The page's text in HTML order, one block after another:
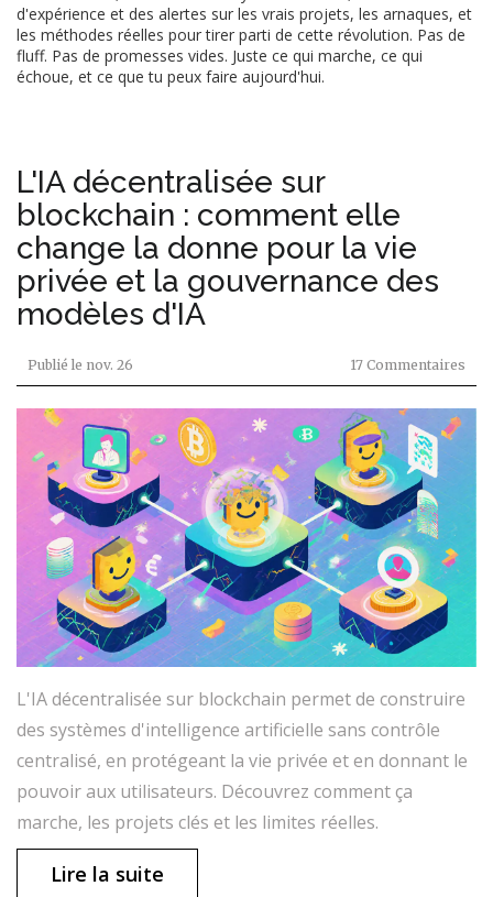
d'expérience et des alertes sur les vrais projets, les arnaques, et
les méthodes réelles pour tirer parti de cette révolution. Pas de
fluff. Pas de promesses vides. Juste ce qui marche, ce qui
échoue, et ce que tu peux faire aujourd'hui.
L'IA décentralisée sur
blockchain : comment elle
change la donne pour la vie
privée et la gouvernance des
modèles d'IA
Publié le nov. 26 17 Commentaires
L'IA décentralisée sur blockchain permet de construire
des systèmes d'intelligence artificielle sans contrôle
centralisé, en protégeant la vie privée et en donnant le
pouvoir aux utilisateurs. Découvrez comment ça
marche, les projets clés et les limites réelles.
Lire la suite